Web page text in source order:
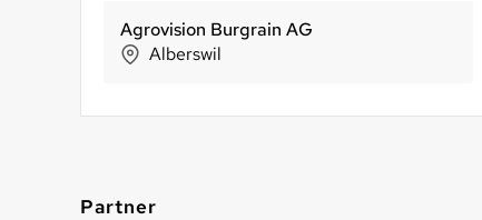
Agrovision Burgrain AG
Alberswil
REFORM VETSCH
Buchs
Bio Partner Schweiz AG
Partner